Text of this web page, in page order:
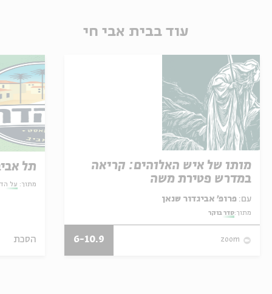
עוד בבית אבי חי
מותו של איש האלוהים: קריאה
במדרש פטירת משה
עם:
מתוך:סדר בוקר
zoom
6-10.9
תל
מתוך: על
הסכת